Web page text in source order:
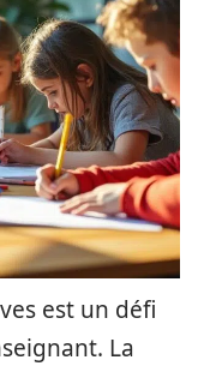
est un défi
La